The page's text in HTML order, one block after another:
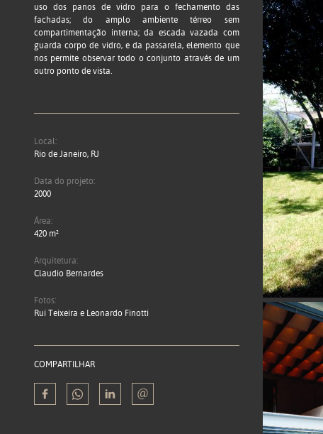
uso dos panos de vidro para o fechamento das
fachadas; do amplo ambiente térreo sem
compartimentação interna; da escada vazada com
guarda corpo de vidro, e da passarela, elemento que
nos permite observar todo o conjunto através de um
outro ponto de vista.
Local:
Rio de Janeiro, RJ
Data do projeto:
2000
Área:
420 m²
Arquitetura:
Claudio Bernardes
Fotos:
Rui Teixeira e Leonardo Finotti
COMPARTILHAR